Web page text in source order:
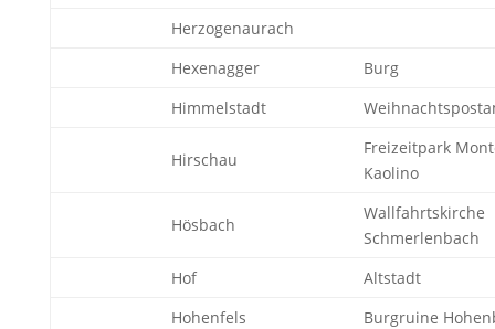
Herzogenaurach
Hexenagger
Burg
Himmelstadt
Hirschau
Freizeitpark
Kaolino
Hösbach
Wallfahrtskirche
Schmerlenbach
Hof
Altstadt
Hohenfels
Burgruine